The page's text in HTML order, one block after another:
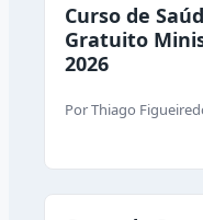
Curso de
Gratuito
2026
PorThiago